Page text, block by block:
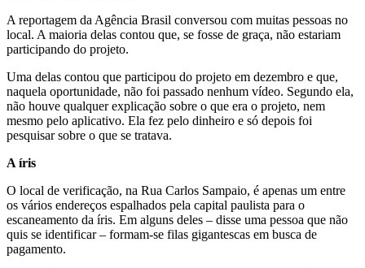
A reportagem da Agência Brasil conversou com muitas pessoas no
local. A maioria delas contou que, se fosse de graça, não estariam
participando do projeto.
Uma delas contou que participou do projeto em dezembro e que,
naquela oportunidade, não foi passado nenhum vídeo. Segundo ela,
não houve qualquer explicação sobre o que era o projeto, nem
mesmo pelo aplicativo. Ela fez pelo dinheiro e só depois foi
pesquisar sobre o que se tratava.
A íris
O local de verificação, na Rua Carlos Sampaio, é apenas um entre
os vários endereços espalhados pela capital paulista para o
escaneamento da íris. Em alguns deles – disse uma pessoa que não
quis se identificar – formam-se filas gigantescas em busca de
pagamento.